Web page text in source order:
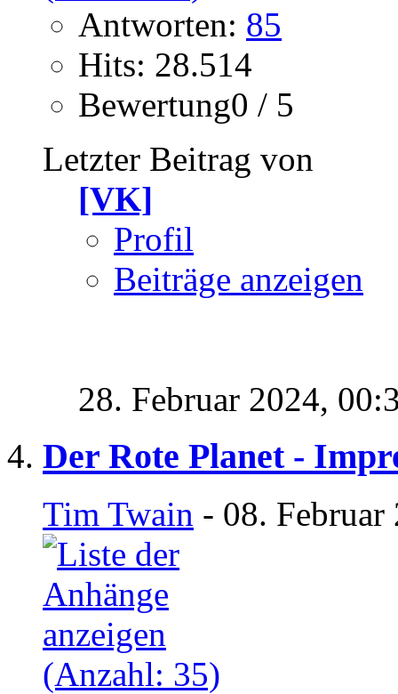
Antworten: 85
Hits: 28.514
Bewertung0 / 5
Letzter Beitrag von
[VK]
Profil
Beiträge anzeigen
28. Februar 2024,
Der Rote Planet -
Tim Twain - 08.